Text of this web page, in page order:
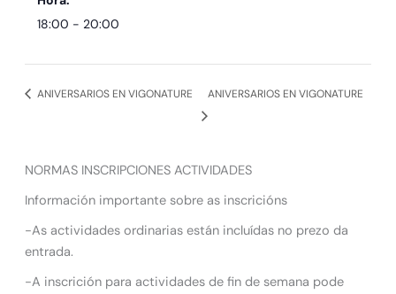
18:00 - 20:00
ANIVERSARIOS EN VIGONATURE ANIVERSARIOS EN VIGONATURE
NORMAS INSCRIPCIONES ACTIVIDADES
Información importante sobre as inscricións
-As actividades ordinarias están incluídas no prezo da
entrada.
-A inscrición para actividades de fin de semana pode